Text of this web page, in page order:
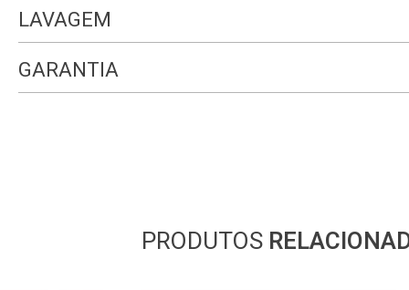
LAVAGEM
GARANTIA
PRODUTOS